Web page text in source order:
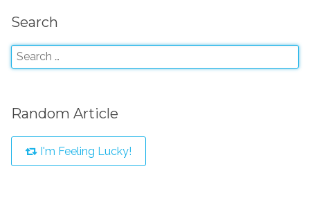
Search
Random Article
I'm Feeling Lucky!